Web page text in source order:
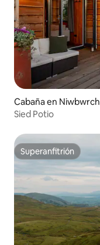
Cabaña en Niwbwrch
Sied Potio
Superanfitrión
Superanfitrión